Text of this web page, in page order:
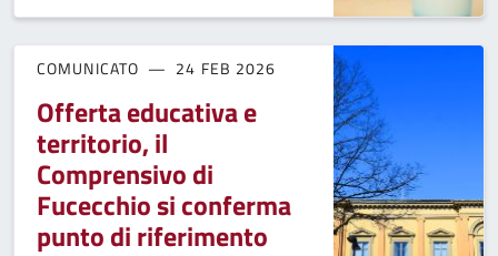
COMUNICATO 24 FEB 2026
Offerta educativa e
territorio, il
Comprensivo di
Fucecchio si conferma
punto di riferimento